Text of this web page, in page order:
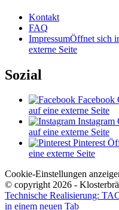
Kontakt
FAQ
ImpressumÖffnet sich
externe Seite
Sozial
Facebook
auf eine externe Seite
Instagram
auf eine externe Seite
Pinterest
eine externe Seite
Cookie-Einstellungen
© copyright 2026 -
Technische Realisierung:
in einem neuen Tab